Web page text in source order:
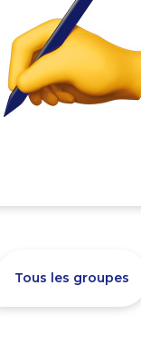
Tous les groupes